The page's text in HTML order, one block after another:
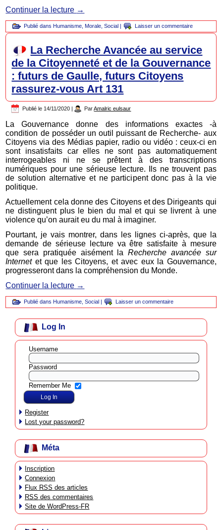
Continuer la lecture →
Publié dans Humanisme Morale ,Social | Laisser un commentaire
La Recherche Avancée au service
de la Citoyenneté et de la Gouvernance
: futurs de Gaulle, futurs Citoyens
rassurez-vous Art 131
Publié le 14/11/2020 Par Amalric eulsaur
La Gouvernance donne des informations exactes -à
condition de posséder un outil puissant de Recherche- aux
Citoyens via des Médias papier, radio ou vidéo : ceux-ci en
sont insatisfaits car elles ne sont pas automatiquement
interrogeables ni ne se prêtent à des transcriptions
numériques pour une sérieuse lecture. Ils ne trouvent pas
de solution alternative et ne participent donc pas à la vie
politique.
Actuellement cela donne des Citoyens et des Dirigeants qui
ne distinguent plus le bien du mal et qui se livrent à une
violence qu’on aurait eu du mal à imaginer.
Pourtant, je vais montrer, dans les lignes ci-après, que la
demande de sérieuse lecture va être satisfaite à mesure
que sera pratiquée aisément laRecherche avancée sur
Internetet que les Citoyens, et avec eux la Gouvernance,
progresseront dans la compréhension du Monde.
Continuer la lecture →
Publié dans Humanisme ,Social Laisser un commentaire
Log In
Username
Password
Remember Me
Register
Lost your password?
Méta
Inscription
Connexion
Flux RSS des articles
RSS des commentaires
Site de WordPress-FR